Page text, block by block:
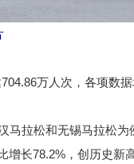
万人次，各项数据
拉松和无锡马拉松为
长78.2%，创历史新